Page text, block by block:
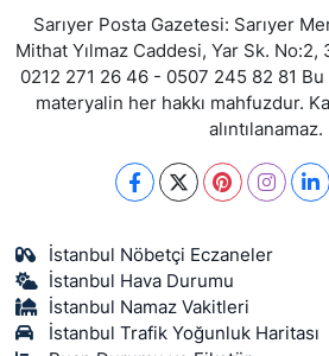
Sarıyer Posta Gazetesi: Sarıyer
Mithat Yılmaz Caddesi, Yar Sk.
0212 271 26 46 - 0507 245 82 81
materyalin her hakkı mahfuzdur.
alıntılanamaz.
İstanbul Nöbetçi Eczaneler
İstanbul Hava Durumu
İstanbul Namaz Vakitleri
İstanbul Trafik Yoğunluk Haritası